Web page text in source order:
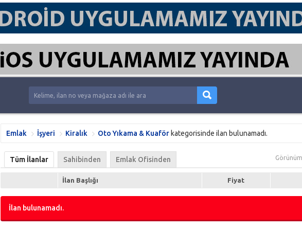
Emlak İşyeri Kiralık Oto Yıkama & Kuaför kategorisinde ilan bulunamadı.
Tüm İlanlar Sahibinden Emlak Ofisinden Görünüm
İlan Başlığı Fiyat
İlan bulunamadı.